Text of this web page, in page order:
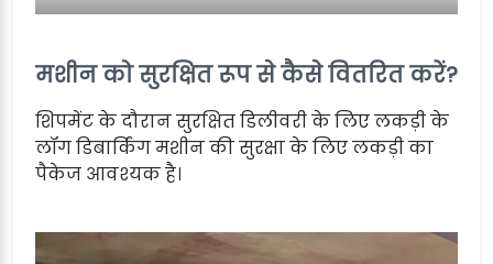
मशीन को सुरक्षित रूप से कैसे वितरित करें?
शिपमेंट के दौरान सुरक्षित डिलीवरी के लिए लकड़ी के
लॉग डिबार्किंग मशीन की सुरक्षा के लिए लकड़ी का
पैकेज आवश्यक है।